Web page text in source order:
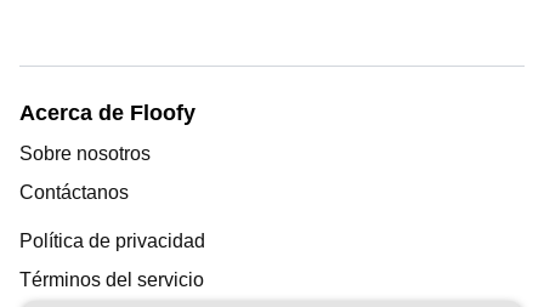
Acerca de Floofy
Sobre nosotros
Contáctanos
Política de privacidad
Términos del servicio